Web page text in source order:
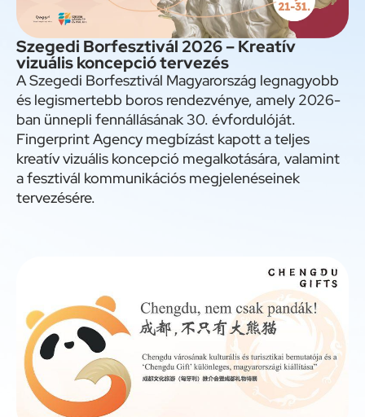
Szegedi Borfesztivál 2026 – Kreatív
vizuális koncepció tervezés
A Szegedi Borfesztivál Magyarország legnagyobb
és legismertebb boros rendezvénye, amely 2026-
ban ünnepli fennállásának 30. évfordulóját.
Fingerprint Agency megbízást kapott a teljes
kreatív vizuális koncepció megalkotására, valamint
a fesztivál kommunikációs megjelenéseinek
tervezésére.